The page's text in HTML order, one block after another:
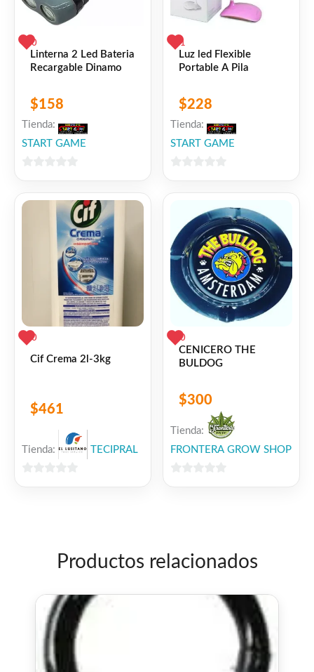
0
Linterna 2 Led Bateria
Recargable Dinamo
$158
Tienda:
START GAME
5
1
Luz led Flexible
Portable A Pila
$228
Tienda:
START GAME
0
Cif Crema 2l-3kg
$461
Tienda: TECIPRAL
0
CENICERO THE
BULDOG
$300
Tienda:
FRONTERA GROW SHOP
Productos relacionados